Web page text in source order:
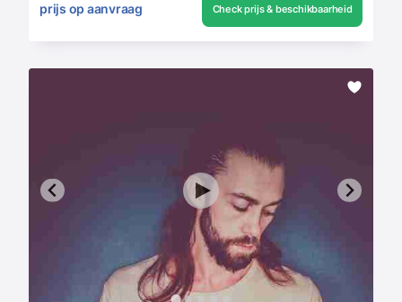
prijs op aanvraag Check prijs & beschikbaarheid